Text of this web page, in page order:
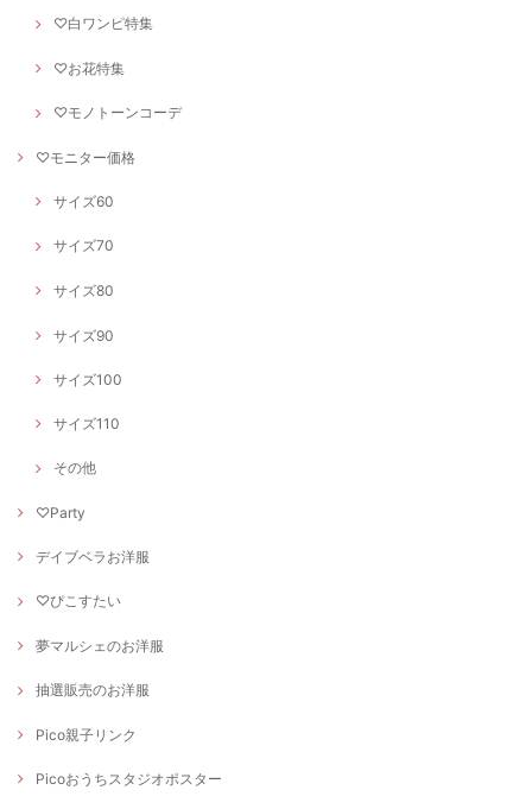
♡白ワンピ特集
♡お花特集
♡モノトーンコーデ
♡モニター価格
サイズ60
サイズ70
サイズ80
サイズ90
サイズ100
サイズ110
その他
♡Party
デイブベラお洋服
♡ぴこすたい
夢マルシェのお洋服
抽選販売のお洋服
Pico親子リンク
Picoおうちスタジオポスター